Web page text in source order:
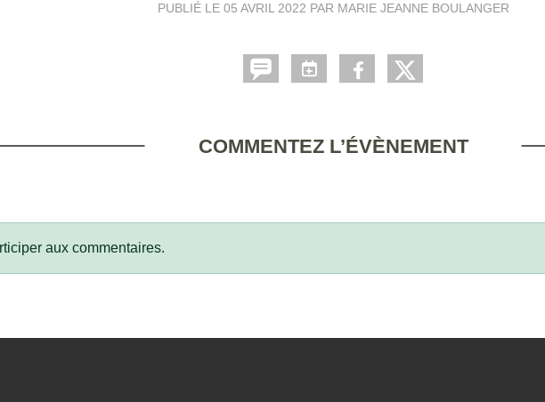
PUBLIÉ LE 05 AVRIL 2022 PAR MARIE JEANNE BOULANGER
COMMENTEZ L’ÉVÈNEMENT
aux commentaires.